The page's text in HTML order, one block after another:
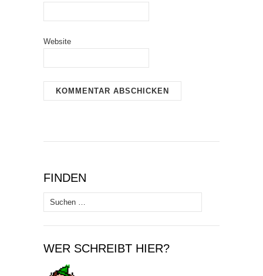
Website
FINDEN
Suchen
nach:
WER SCHREIBT HIER?